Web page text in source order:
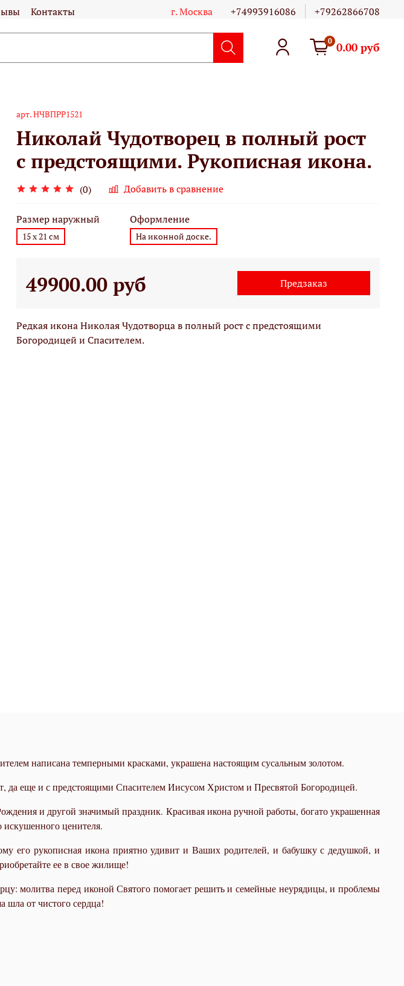
Контакты г. Москва +74993916086 +79262866708
0 0.00 руб
арт.НЧВПРР1521
Николай Чудотворец в полный рост
с предстоящими. Рукописная икона.
(0) Добавить в сравнение
Размер наружный
15 х 21 см
Оформление
На иконной доске.
49900.00 руб Предзаказ
Редкая икона Николая Чудотворца в полный рост с предстоящими
Богородицей и Спасителем.
написана темперными красками, украшена настоящим сусальным золотом.
да еще и с предстоящими Спасителем Иисусом Христом и Пресвятой Богородицей.
и другой значимый праздник. Красивая икона ручной работы, богато украшенная
ценителя.
рукописная икона приятно удивит и Ваших родителей, и бабушку с дедушкой, и
ее в свое жилище!
молитва перед иконой Святого помогает решить и семейные неурядицы, и проблемы
шла от чистого сердца!